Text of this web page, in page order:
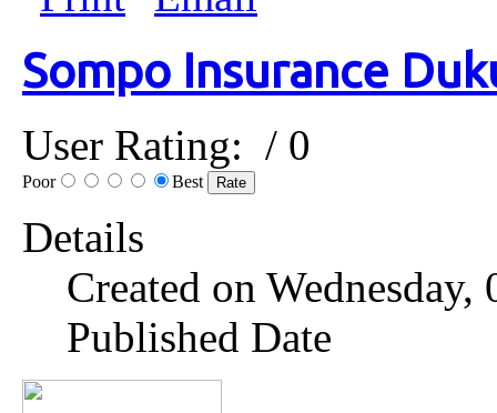
Sompo Insurance
User Rating: / 0
Poor Best
Details
Created on
Published Date